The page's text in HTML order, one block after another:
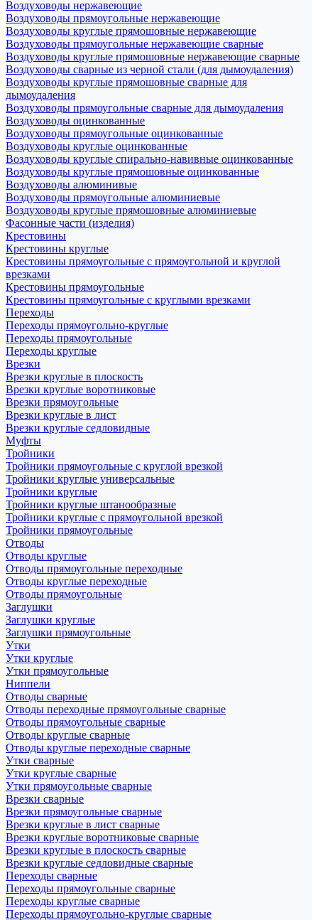
Воздуховоды нержавеющие
Воздуховоды прямоугольные нержавеющие
Воздуховоды круглые прямошовные нержавеющие
Воздуховоды прямоугольные нержавеющие сварные
Воздуховоды круглые прямошовные нержавеющие сварные
Воздуховоды сварные из черной стали (для дымоудаления)
Воздуховоды круглые прямошовные сварные для
дымоудаления
Воздуховоды прямоугольные сварные для дымоудаления
Воздуховоды оцинкованные
Воздуховоды прямоугольные оцинкованные
Воздуховоды круглые оцинкованные
Воздуховоды круглые спирально-навивные оцинкованные
Воздуховоды круглые прямошовные оцинкованные
Воздуховоды алюминивые
Воздуховоды прямоугольные алюминиевые
Воздуховоды круглые прямошовные алюминиевые
Фасонные части (изделия)
Крестовины
Крестовины круглые
Крестовины прямоугольные с прямоугольной и круглой
врезками
Крестовины прямоугольные
Крестовины прямоугольные с круглыми врезками
Переходы
Переходы прямоугольно-круглые
Переходы прямоугольные
Переходы круглые
Врезки
Врезки круглые в плоскость
Врезки круглые воротниковые
Врезки прямоугольные
Врезки круглые в лист
Врезки круглые седловидные
Муфты
Тройники
Тройники прямоугольные с круглой врезкой
Тройники круглые универсальные
Тройники круглые
Тройники круглые штанообразные
Тройники круглые с прямоугольной врезкой
Тройники прямоугольные
Отводы
Отводы круглые
Отводы прямоугольные переходные
Отводы круглые переходные
Отводы прямоугольные
Заглушки
Заглушки круглые
Заглушки прямоугольные
Утки
Утки круглые
Утки прямоугольные
Ниппели
Отводы сварные
Отводы переходные прямоугольные сварные
Отводы прямоугольные сварные
Отводы круглые сварные
Отводы круглые переходные сварные
Утки сварные
Утки круглые сварные
Утки прямоугольные сварные
Врезки сварные
Врезки прямоугольные сварные
Врезки круглые в лист сварные
Врезки круглые воротниковые сварные
Врезки круглые в плоскость сварные
Врезки круглые седловидные сварные
Переходы сварные
Переходы прямоугольные сварные
Переходы круглые сварные
Переходы прямоугольно-круглые сварные